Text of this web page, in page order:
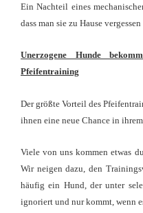
Ein Nachteil eines
dass man sie zu Hause
Unerzogene Hunde
Pfeifentraining
Der größte Vorteil des
ihnen eine neue Chance in
Viele von uns kommen etwas
Wir neigen dazu, den
häufig ein Hund, der unter
ignoriert und nur kommt, wenn